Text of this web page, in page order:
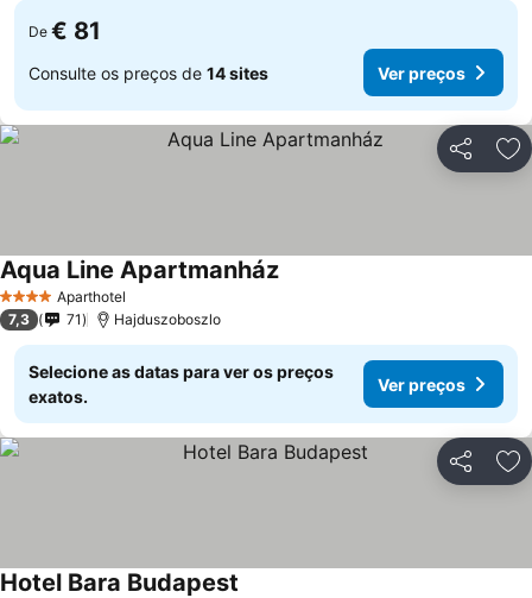
De € 81
Consulte os preços de 14 sites Ver preços
Partilhar
4 EstrelasAparthotel
Aqua Line ApartmanházVer preços
7,3 71 Hajduszoboszlo
Selecione as datas para ver os preços
exatos.
Ver preços
Partilhar
Hotel Bara Budapest